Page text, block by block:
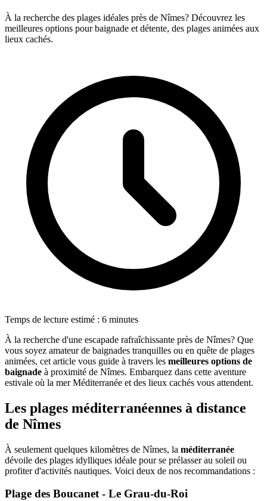
À la recherche des plages idéales près de Nîmes? Découvrez les
meilleures options pour baignade et détente, des plages animées aux
lieux cachés.
Temps de lecture estimé : 6 minutes
À la recherche d'une escapade rafraîchissante près de Nîmes? Que
vous soyez amateur de baignades tranquilles ou en quête de plages
animées, cet article vous guide à travers les meilleures options de
baignade à proximité de Nîmes. Embarquez dans cette aventure
estivale où la mer Méditerranée et des lieux cachés vous attendent.
Les plages méditerranéennes à distance
de Nîmes
À seulement quelques kilomètres de Nîmes, la méditerranée
dévoile des plages idylliques idéale pour se prélasser au soleil ou
profiter d'activités nautiques. Voici deux de nos recommandations :
Plage des Boucanet - Le Grau-du-Roi